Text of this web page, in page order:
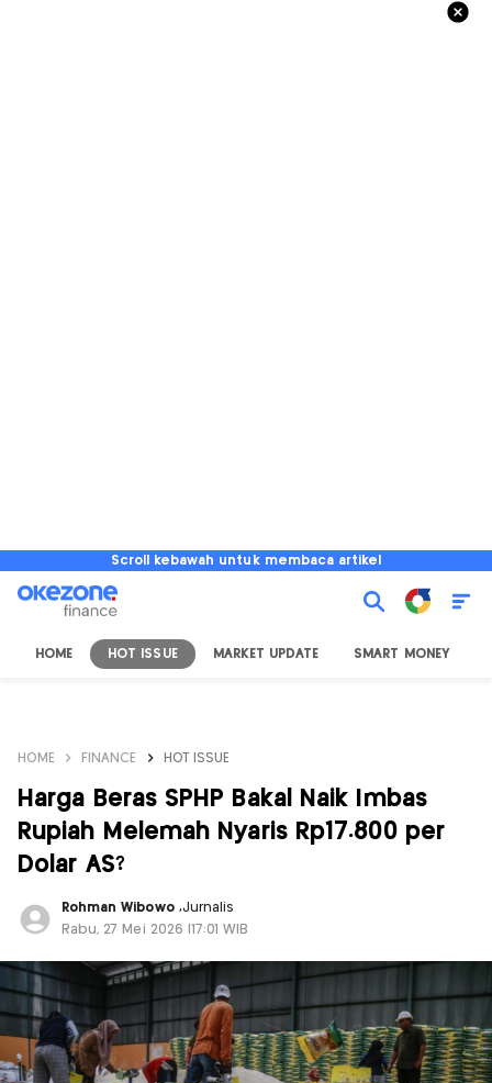
Scroll kebawah untuk membaca artikel
HOME HOT ISSUE MARKET UPDATE SMART MONEY
HOME FINANCE HOT ISSUE
Harga Beras SPHP Bakal Naik Imbas
Rupiah Melemah Nyaris Rp17.800 per
Dolar AS?
Rohman Wibowo ,Jurnalis
Rabu, 27 Mei 2026 |17:01 WIB